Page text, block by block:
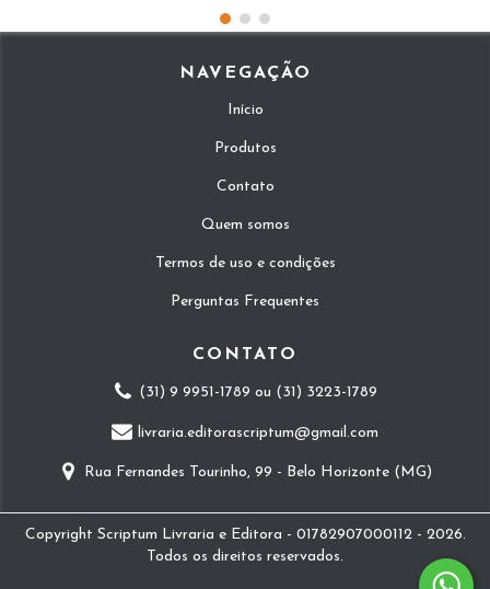
NAVEGAÇÃO
Início
Produtos
Contato
Quem somos
Termos de uso e condições
Perguntas Frequentes
CONTATO
(31) 9 9951-1789 ou (31) 3223-1789
livraria.editorascriptum@gmail.com
Rua Fernandes Tourinho, 99 - Belo Horizonte (MG)
Copyright Scriptum Livraria e Editora - 01782907000112 - 2026.
Todos os direitos reservados.